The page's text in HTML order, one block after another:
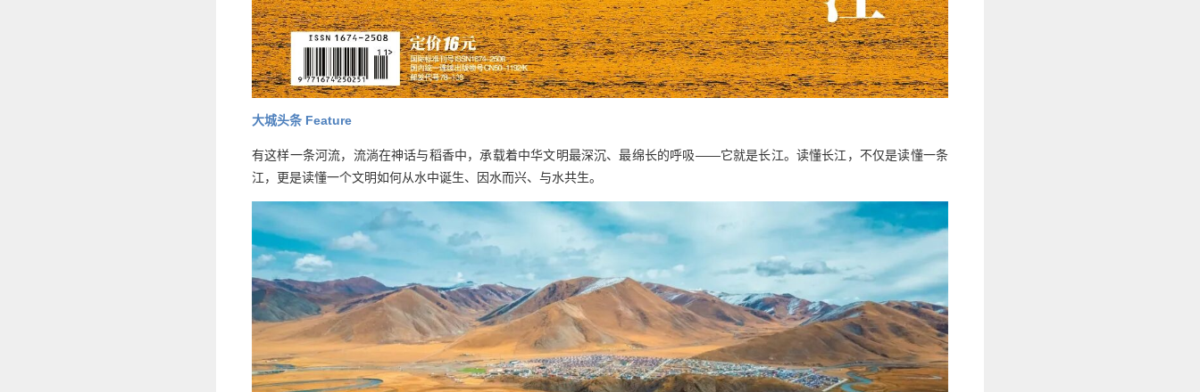
大城头条 Feature
有这样一条河流，流淌在神话与稻香中，承载着中华文明最深沉、最绵长的呼吸——它就是长江。读懂长江，不仅是读懂一条
江，更是读懂一个文明如何从水中诞生、因水而兴、与水共生。